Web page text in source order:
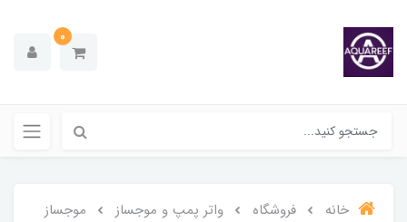
0
خانه فروشگاه واتر پمپ و موجساز
موجساز